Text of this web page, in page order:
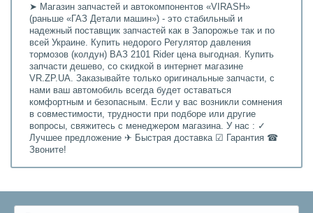
➤ Магазин запчастей и автокомпонентов «VIRASH»
(раньше «ГАЗ Детали машин») - это стабильный и
надежный поставщик запчастей как в Запорожье так и по
всей Украине. Купить недорого Регулятор давления
тормозов (колдун) ВАЗ 2101 Rider цена выгодная. Купить
запчасти дешево, со скидкой в интернет магазине
VR.ZP.UA. Заказывайте только оригинальные запчасти, с
нами ваш автомобиль всегда будет оставаться
комфортным и безопасным. Если у вас возникли сомнения
в совместимости, трудности при подборе или другие
вопросы, свяжитесь с менеджером магазина. У нас : ✓
Лучшее предложение ✈ Быстрая доставка ☑ Гарантия ☎
Звоните!